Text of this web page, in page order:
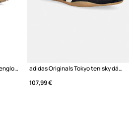
Kožené sandále UGG W Goldenglow Toggle
adidas Originals Tokyo tenisky dámske
107,99 €